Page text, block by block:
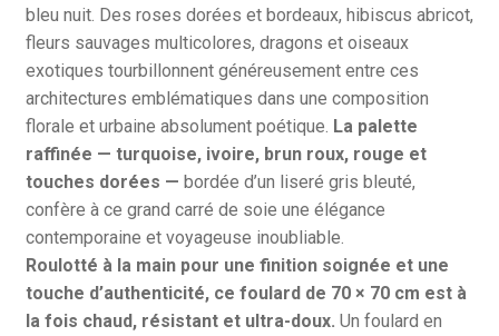
bleu nuit. Des roses dorées et bordeaux, hibiscus abricot,
fleurs sauvages multicolores, dragons et oiseaux
exotiques tourbillonnent généreusement entre ces
architectures emblématiques dans une composition
florale et urbaine absolument poétique. La palette
raffinée — turquoise, ivoire, brun roux, rouge et
touches dorées — bordée d’un liseré gris bleuté,
confère à ce grand carré de soie une élégance
contemporaine et voyageuse inoubliable.
Roulotté à la main pour une finition soignée et une
touche d’authenticité, ce foulard de 70 × 70 cm est à
la fois chaud, résistant et ultra-doux. Un foulard en